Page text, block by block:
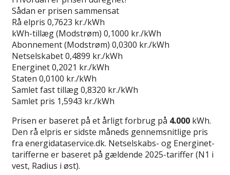
Sådan er prisen sammensat
Rå elpris 0,7623 kr./kWh
kWh-tillæg (Modstrøm) 0,1000 kr./kWh
Abonnement (Modstrøm) 0,0300 kr./kWh
Netselskabet0,4899 kr./kWh
Energinet0,2021 kr./kWh
Staten 0,0100 kr./kWh
Samlet fast tillæg0,8320 kr./kWh
Samlet pris 1,5943 kr./kWh
Prisen er baseret på et årligt forbrug på 4.000 kWh.
Den rå elpris er sidste måneds gennemsnitlige pris
fra energidataservice.dk. Netselskabs- og Energinet-
tarifferne er baseret på gældende 2025-tariffer (N1 i
vest, Radius i øst).